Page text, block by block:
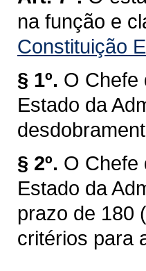
na função e
Constituição
§ 1º. O Chefe
Estado da
§ 2º. O Chefe
Estado da
prazo de 180
critérios para